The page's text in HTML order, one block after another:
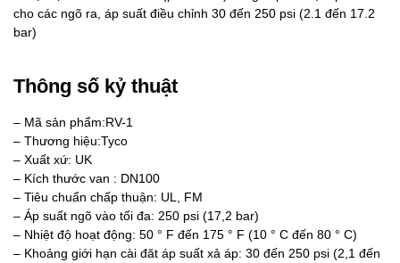
cho các ngõ ra, áp suất điều chỉnh 30 đến 250 psi (2.1 đến 17.2
bar)
Thông số kỷ thuật
– Mã sản phẩm:RV-1
– Thương hiệu:Tyco
– Xuất xứ: UK
– Kích thước van : DN100
– Tiêu chuẩn chấp thuận: UL, FM
– Áp suất ngõ vào tối đa: 250 psi (17,2 bar)
– Nhiệt độ hoạt động: 50 ° F đến 175 ° F (10 ° C đến 80 ° C)
– Khoảng giới hạn cài đăt áp suất xả áp: 30 đến 250 psi (2,1 đến